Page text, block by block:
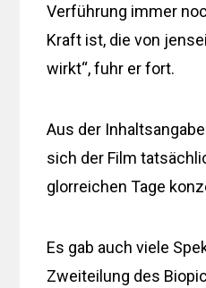
Verführung immer
Kraft ist, die von
wirkt“, fuhr er fort.
Aus der
sich der Film
glorreichen Tage
Es gab auch viele
Zweiteilung des